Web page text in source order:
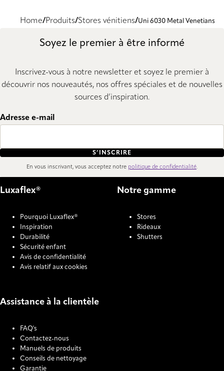
Home Produits Stores vénitiens Uni 6030 Metal Venetians
Soyez le premier à être informé
Inscrivez-vous à notre newsletter et soyez le premier à
découvrir nos nouveautés, nos offres spéciales et de nouvelles
sources d’inspiration.
Adresse e-mail
S’INSCRIRE
En vous inscrivant, vous acceptez notre politique de confidentialité.
Luxaflex®
Pourquoi Luxaflex®
Inspiration
Durabilité
Sécurité enfant
Avis de confidentialité
Avis relatif aux cookies
Notre gamme
Stores
Rideaux
Shutters
Assistance à la clientèle
FAQ's
Contactez-nous
Manuels de produits
Conseils de nettoyage
Garantie